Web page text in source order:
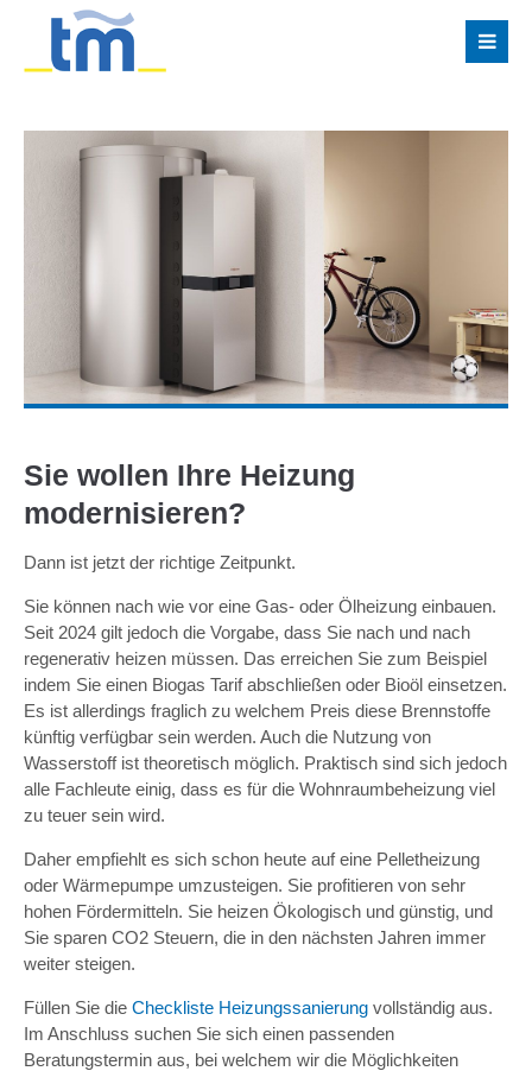
Sie wollen Ihre Heizung
modernisieren?
Dann ist jetzt der richtige Zeitpunkt.
Sie können nach wie vor eine Gas- oder Ölheizung einbauen.
Seit 2024 gilt jedoch die Vorgabe, dass Sie nach und nach
regenerativ heizen müssen. Das erreichen Sie zum Beispiel
indem Sie einen Biogas Tarif abschließen oder Bioöl einsetzen.
Es ist allerdings fraglich zu welchem Preis diese Brennstoffe
künftig verfügbar sein werden. Auch die Nutzung von
Wasserstoff ist theoretisch möglich. Praktisch sind sich jedoch
alle Fachleute einig, dass es für die Wohnraumbeheizung viel
zu teuer sein wird.
Daher empfiehlt es sich schon heute auf eine Pelletheizung
oder Wärmepumpe umzusteigen. Sie profitieren von sehr
hohen Fördermitteln. Sie heizen Ökologisch und günstig, und
Sie sparen CO2 Steuern, die in den nächsten Jahren immer
weiter steigen.
Füllen Sie die Checkliste Heizungssanierung vollständig aus.
Im Anschluss suchen Sie sich einen passenden
Beratungstermin aus, bei welchem wir die Möglichkeiten